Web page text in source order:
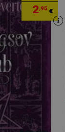
2,95 €